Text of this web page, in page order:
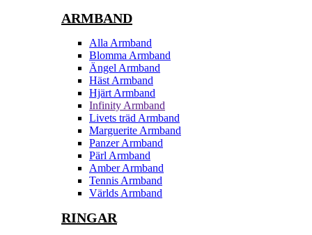
ARMBAND
Alla Armband
Blomma Armband
Ängel Armband
Häst Armband
Hjärt Armband
Infinity Armband
Livets träd Armband
Marguerite Armband
Panzer Armband
Pärl Armband
Amber Armband
Tennis Armband
Världs Armband
RINGAR